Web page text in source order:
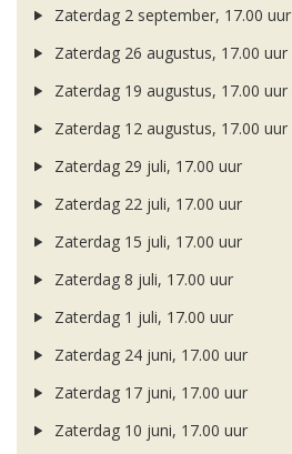
Zaterdag 2 september, 17.00 uur
Zaterdag 26 augustus, 17.00 uur
Zaterdag 19 augustus, 17.00 uur
Zaterdag 12 augustus, 17.00 uur
Zaterdag 29 juli, 17.00 uur
Zaterdag 22 juli, 17.00 uur
Zaterdag 15 juli, 17.00 uur
Zaterdag 8 juli, 17.00 uur
Zaterdag 1 juli, 17.00 uur
Zaterdag 24 juni, 17.00 uur
Zaterdag 17 juni, 17.00 uur
Zaterdag 10 juni, 17.00 uur